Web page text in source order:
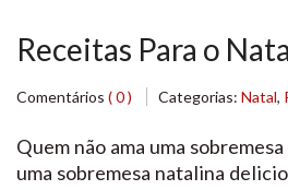
Receitas Para o
Comentários ( 0 ) Categorias: Natal,
Quem não ama uma
uma sobremesa natalina